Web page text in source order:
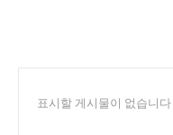
표시할 게시물이 없습니다